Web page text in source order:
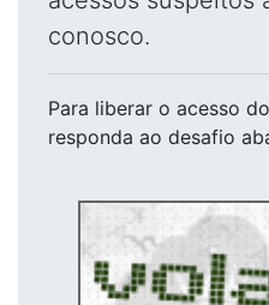
conosco.
Para liberar o acesso
responda ao desafio